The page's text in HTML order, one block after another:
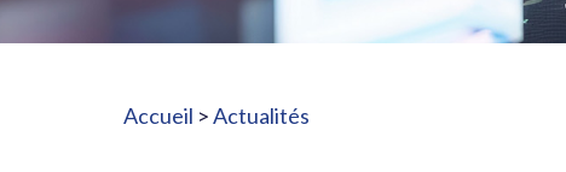
Accueil >Actualités